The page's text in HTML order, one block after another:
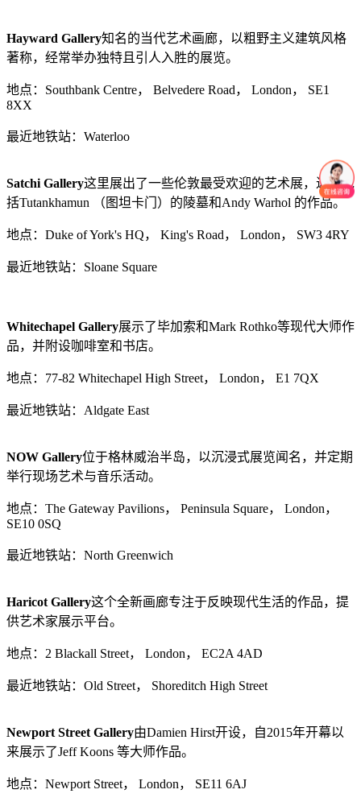
Hayward Gallery知名的当代艺术画廊，以粗野主义建筑风格
著称，经常举办独特且引人入胜的展览。
地点：Southbank Centre， Belvedere Road， London， SE1
8XX
最近地铁站：Waterloo
Satchi Gallery这里展出了一些伦敦最受欢迎的艺术展，近年包
括Tutankhamun （图坦卡门）的陵墓和Andy Warhol 的作品。
地点：Duke of York's HQ， King's Road， London， SW3 4RY
最近地铁站：Sloane Square
Whitechapel Gallery展示了毕加索和Mark Rothko等现代大师作
品，并附设咖啡室和书店。
地点：77-82 Whitechapel High Street， London， E1 7QX
最近地铁站：Aldgate East
NOW Gallery位于格林威治半岛，以沉浸式展览闻名，并定期
举行现场艺术与音乐活动。
地点：The Gateway Pavilions， Peninsula Square， London，
SE10 0SQ
最近地铁站：North Greenwich
Haricot Gallery这个全新画廊专注于反映现代生活的作品，提
供艺术家展示平台。
地点：2 Blackall Street， London， EC2A 4AD
最近地铁站：Old Street， Shoreditch High Street
Newport Street Gallery由Damien Hirst开设，自2015年开幕以
来展示了Jeff Koons 等大师作品。
地点：Newport Street， London， SE11 6AJ